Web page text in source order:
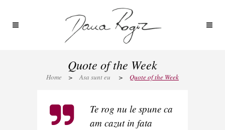
Quote of the Week
Home > Asa sunt eu > Quote of the Week
Te rog nu le spune ca
am cazut in fata